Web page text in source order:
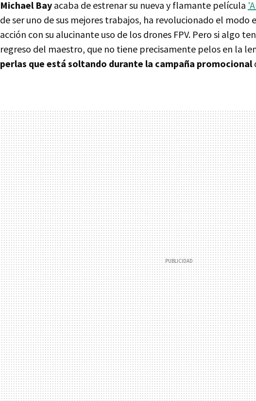
Michael Bay acaba de estrenar su nueva y flamante película
de ser uno de sus mejores trabajos, ha revolucionado el modo
acción con su alucinante uso de los drones FPV. Pero si algo
regreso del maestro, que no tiene precisamente pelos en la
perlas que está soltando durante la campaña promocional